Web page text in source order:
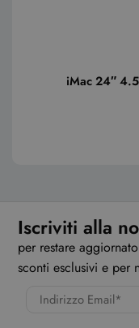
iMac 24″
Iscriviti alla
per restare
sconti esclusivi e per